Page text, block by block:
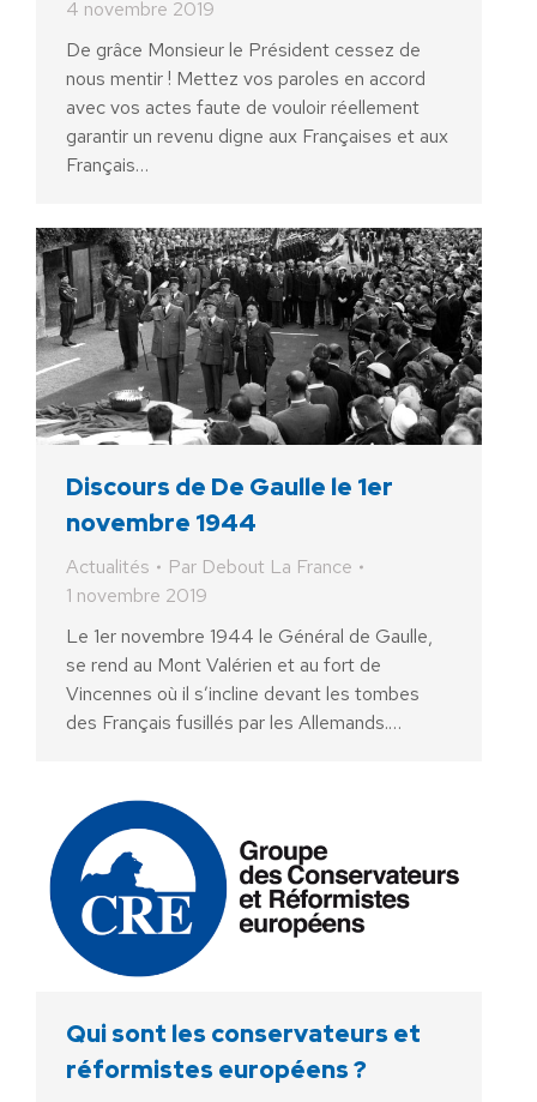
4 novembre 2019
De grâce Monsieur le Président cessez de
nous mentir ! Mettez vos paroles en accord
avec vos actes faute de vouloir réellement
garantir un revenu digne aux Françaises et aux
Français…
Discours de De Gaulle le 1er
novembre 1944
Actualités Par Debout La France
1 novembre 2019
Le 1er novembre 1944 le Général de Gaulle,
se rend au Mont Valérien et au fort de
Vincennes où il s’incline devant les tombes
des Français fusillés par les Allemands.…
Qui sont les conservateurs et
réformistes européens ?